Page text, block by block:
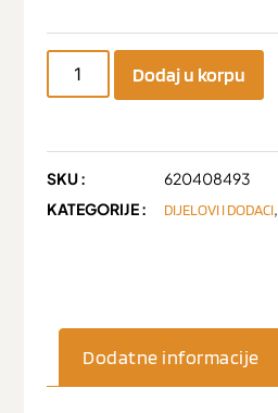
Dodaj u korpu
SKU :
620408493
KATEGORIJE :
DIJELOVI I DODACI,
Dodatne informacije